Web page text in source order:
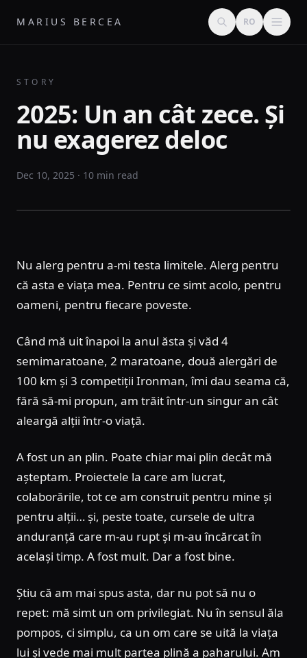
MARIUS BERCEA RO
STORY
2025: Un an cât zece. Și
nu exagerez deloc
Dec 10, 2025 · 10 min read
Nu alerg pentru a-mi testa limitele. Alerg pentru
că asta e viața mea. Pentru ce simt acolo, pentru
oameni, pentru fiecare poveste.
Când mă uit înapoi la anul ăsta și văd 4
semimaratoane, 2 maratoane, două alergări de
100 km și 3 competiții Ironman, îmi dau seama că,
fără să-mi propun, am trăit într-un singur an cât
aleargă alții într-o viață.
A fost un an plin. Poate chiar mai plin decât mă
așteptam. Proiectele la care am lucrat,
colaborările, tot ce am construit pentru mine și
pentru alții… și, peste toate, cursele de ultra
anduranță care m-au rupt și m-au încărcat în
același timp. A fost mult. Dar a fost bine.
Știu că am mai spus asta, dar nu pot să nu o
repet: mă simt un om privilegiat. Nu în sensul ăla
pompos, ci simplu, ca un om care se uită la viața
lui și vede mai mult partea plină a paharului. Am